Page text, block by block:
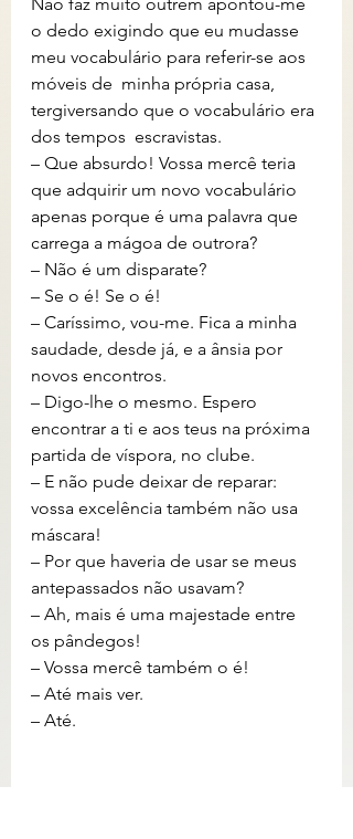
o dedo exigindo que eu mudasse
meu vocabulário para referir-se aos
móveis de  minha própria casa,
tergiversando que o vocabulário era
dos tempos  escravistas.
– Que absurdo! Vossa mercê teria
que adquirir um novo vocabulário
apenas porque é uma palavra que
carrega a mágoa de outrora?
– Não é um disparate?
– Se o é! Se o é!
– Caríssimo, vou-me. Fica a minha
saudade, desde já, e a ânsia por
novos encontros.
– Digo-lhe o mesmo. Espero
encontrar a ti e aos teus na próxima
partida de víspora, no clube.
– E não pude deixar de reparar:
vossa excelência também não usa
máscara!
– Por que haveria de usar se meus
antepassados não usavam?
– Ah, mais é uma majestade entre
os pândegos!
– Vossa mercê também o é!
– Até mais ver.
– Até.